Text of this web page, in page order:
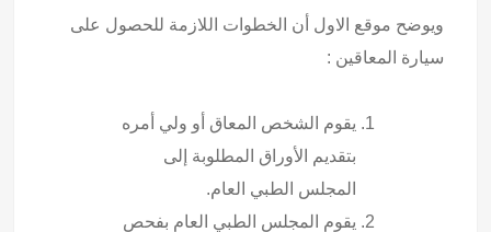
ويوضح موقع الاول أن الخطوات اللازمة للحصول على
سيارة المعاقين :
يقوم الشخص المعاق أو ولي أمره
بتقديم الأوراق المطلوبة إلى
المجلس الطبي العام.
يقوم المجلس الطبي العام بفحص